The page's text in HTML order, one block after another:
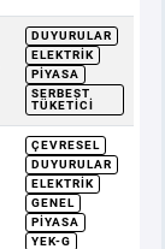
DUYURULAR
ELEKTRIK
PIYASA
SERBEST
TÜKETICI
ÇEVRESEL
DUYURULAR
ELEKTRIK
GENEL
PIYASA
YEK-G